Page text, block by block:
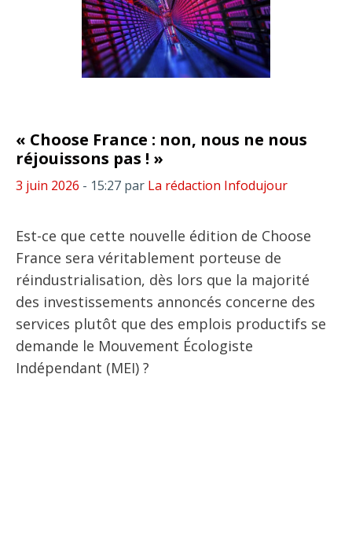
« Choose France : non, nous ne nous
réjouissons pas ! »
3 juin 2026 - 15:27 par La rédaction Infodujour
Est-ce que cette nouvelle édition de Choose
France sera véritablement porteuse de
réindustrialisation, dès lors que la majorité
des investissements annoncés concerne des
services plutôt que des emplois productifs se
demande le Mouvement Écologiste
Indépendant (MEI) ?